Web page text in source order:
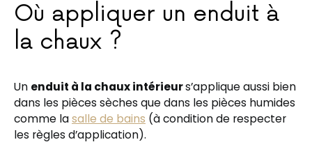
Où appliquer un enduit à
la chaux ?
Un enduit à la chaux intérieurs’applique aussi bien
dans les pièces sèches que dans les pièces humides
comme lasalle de bains (à condition de respecter
les règles d’application).